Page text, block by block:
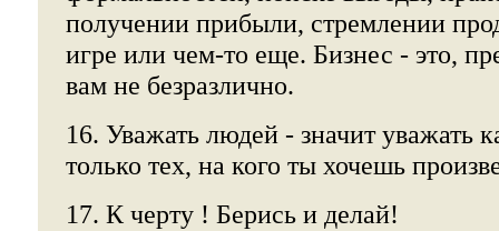
получении прибыли, стремлении
игре или чем-то еще. Бизнес - это,
вам не безразлично.
16. Уважать людей - значит уважать
только тех, на кого ты хочешь
17. К черту ! Берись и делай!